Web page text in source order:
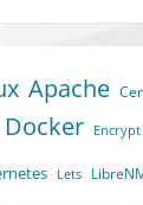
Apache
Docker Encrypt
Lets